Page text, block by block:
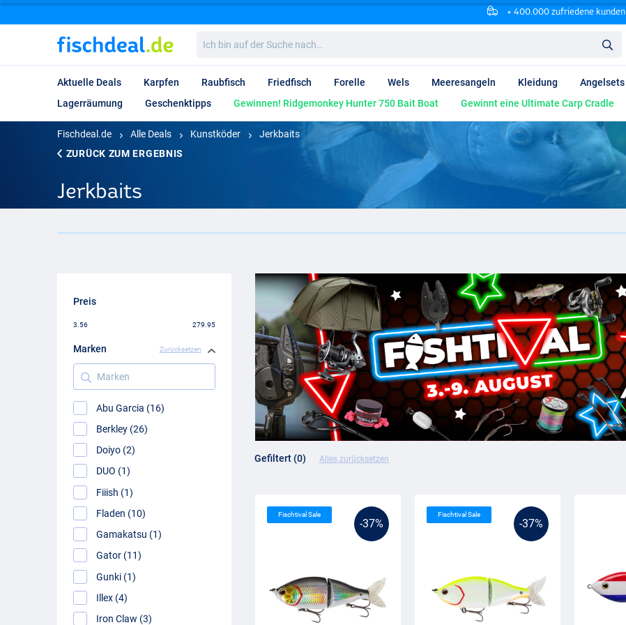
+ 400.000 zufriedene kunden
bin
auf
Suche
nach…
Aktuelle Deals Karpfen Raubfisch Friedfisch Forelle Wels Meeresangeln Kleidung Angelsets
Lagerräumung
Geschenktipps Gewinnen! Ridgemonkey Hunter 750 Bait Boat Gewinnt eine Ultimate Carp Cradle
Fischdeal.de Alle Deals Kunstköder
Jerkbaits
ZURÜCK ZUM ERGEBNIS
Jerkbaits
Preis
3.56 279.95
Marken Zurücksetzen
Marken
Abu Garcia (16)
Berkley (26)
Doiyo (2)
DUO (1)
Fiiish (1)
Fladen (10)
Gamakatsu (1)
Gator (11)
Gunki (1)
Illex (4)
Iron Claw (3)
Gefiltert (0) Alles zurücksetzen
-37%
Fischtival Sale
-37%
Fischtival Sale